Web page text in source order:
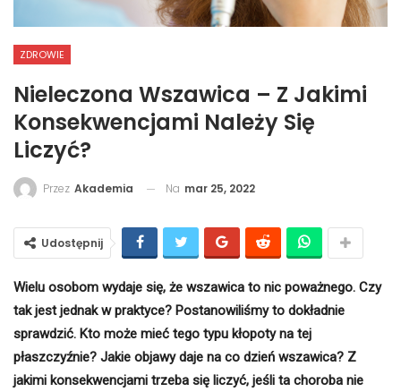
ZDROWIE
Nieleczona Wszawica – Z Jakimi
Konsekwencjami Należy Się
Liczyć?
Przez Akademia Na mar 25, 2022
Udostępnij
Wielu osobom wydaje się, że wszawica to nic poważnego. Czy
tak jest jednak w praktyce? Postanowiliśmy to dokładnie
sprawdzić. Kto może mieć tego typu kłopoty na tej
płaszczyźnie? Jakie objawy daje na co dzień wszawica? Z
jakimi konsekwencjami trzeba się liczyć, jeśli ta choroba nie